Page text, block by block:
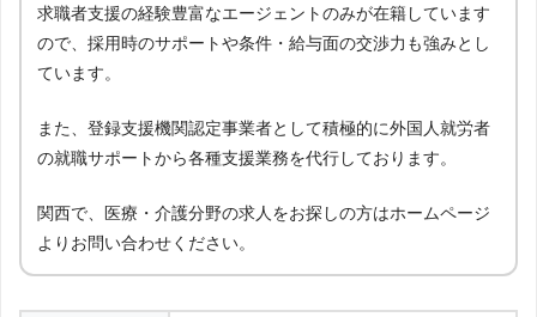
求職者支援の経験豊富なエージェントのみが在籍しています
ので、採用時のサポートや条件・給与面の交渉力も強みとし
ています。
また、登録支援機関認定事業者として積極的に外国人就労者
の就職サポートから各種支援業務を代行しております。
関西で、医療・介護分野の求人をお探しの方はホームページ
よりお問い合わせください。